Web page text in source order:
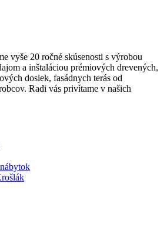
vyše 20 ročné skúsenosti s výrobou
a inštaláciou prémiových drevených,
dosiek, fasádnych terás od
Radi vás privítame v našich